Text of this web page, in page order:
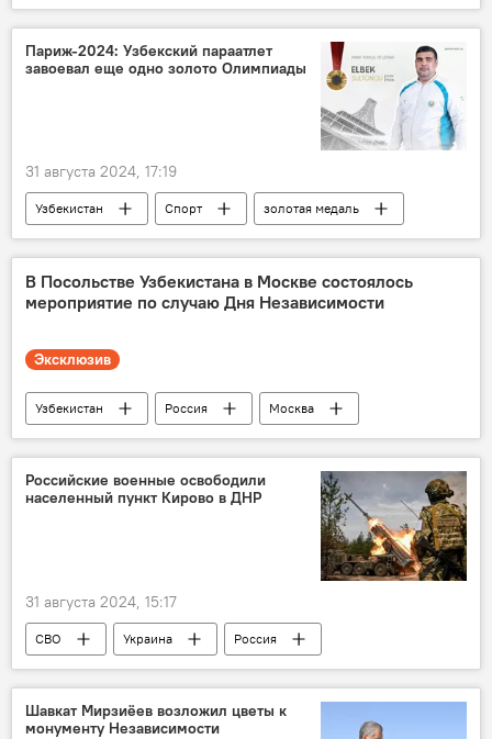
Шавкат Мирзиёев
телефонный разговор
золотая медаль
Париж-2024: Узбекский параатлет
завоевал еще одно золото Олимпиады
31 августа 2024, 17:19
Узбекистан Спорт
золотая медаль
Париж
параатлеты
В Посольстве Узбекистана в Москве состоялось
мероприятие по случаю Дня Независимости
Эксклюзив
Узбекистан Россия
Москва
Посольство России в Узбекистане
День независимости
сотрудничество
Ботиржон Асадов
Максим Решетников
Российские военные освободили
населенный пункт Кирово в ДНР
31 августа 2024, 15:17
СВО Украина
Россия
безопасность
Минобороны РФ
Спецоперация России по защите Донбасса
Шавкат Мирзиёев возложил цветы к
монументу Независимости